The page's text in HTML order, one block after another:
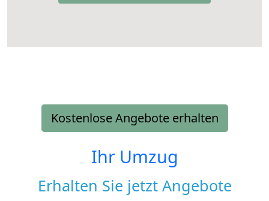
Kostenlose Angebote erhalten
Ihr Umzug
Erhalten Sie jetzt Angebote